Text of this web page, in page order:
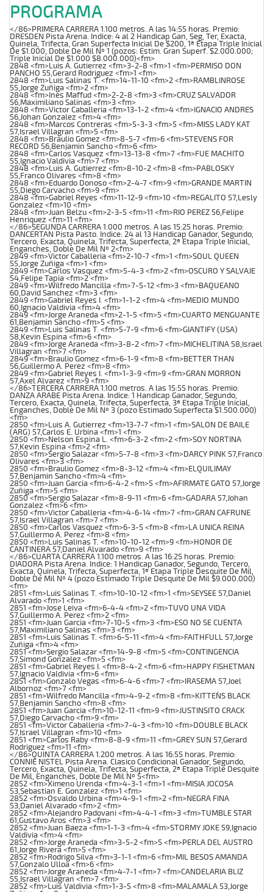
PROGRAMA
</86>PRIMERA CARRERA 1.100 metros. A las 14:55 horas. Premio:
DRESDEN Pista Arena. Indice: 4 al 2 Handicap Gan, Seg, Ter, Exacta,
Quinela, Trifecta, Gran Superfecta Inicial De $200, 1ª Etapa Triple Inicial
De $1.000, Doble De Mil Nº 1 (pozos: Estim. Gran Superf. $2.000.000;
Triple Inicial De $1.000 $8.000.000)<fm>
2848 <fm>Luis A. Gutierrez <fm>3-2-8 <fm>1 <fm>PERMISO DON
PANCHO 55,Gerard Rodriguez <fm>1 <fm>
2848 <fm>Luis Salinas T. <fm>14-11-10 <fm>2 <fm>RAMBLINROSE
55,Jorge Zuñiga <fm>2 <fm>
2848 <fm>Ines Maffud <fm>2-2-8 <fm>3 <fm>CRUZ SALVADOR
56,Maximiliano Salinas <fm>3 <fm>
2848 <fm>Victor Caballeria <fm>13-1-2 <fm>4 <fm>IGNACIO ANDRES
56,Johan Gonzalez <fm>4 <fm>
2848 <fm>Marcos Contreras <fm>5-3-3 <fm>5 <fm>MISS LADY KAT
57,Israel Villagran <fm>5 <fm>
2848 <fm>Braulio Gomez <fm>8-5-7 <fm>6 <fm>STEVENS FOR
RECORD 56,Benjamin Sancho <fm>6 <fm>
2848 <fm>Carlos Vasquez <fm>13-13-8 <fm>7 <fm>FUE MACHITO
55,Ignacio Valdivia <fm>7 <fm>
2848 <fm>Luis A. Gutierrez <fm>8-10-2 <fm>8 <fm>PABLOSKY
55,Franco Olivares <fm>8 <fm>
2848 <fm>Eduardo Donoso <fm>2-4-7 <fm>9 <fm>GRANDE MARTIN
55,Diego Carvacho <fm>9 <fm>
2848 <fm>Gabriel Reyes <fm>11-12-9 <fm>10 <fm>REGALITO 57,Lesly
Gonzalez <fm>10 <fm>
2848 <fm>Juan Belzu <fm>2-3-5 <fm>11 <fm>RIO PEREZ 56,Felipe
Henriquez <fm>11 <fm>
</86>SEGUNDA CARRERA 1.000 metros. A las 15:25 horas. Premio:
DANCERTAN Pista Pasto. Indice: 24 al 13 Handicap Ganador, Segundo,
Tercero, Exacta, Quinela, Trifecta, Superfecta, 2ª Etapa Triple Inicial,
Enganches, Doble De Mil Nº 2<fm>
2849 <fm>Victor Caballeria <fm>2-10-7 <fm>1 <fm>SOUL QUEEN
55,Jorge Zuñiga <fm>1 <fm>
2849 <fm>Carlos Vasquez <fm>5-4-3 <fm>2 <fm>OSCURO Y SALVAJE
54,Felipe Tapia <fm>2 <fm>
2849 <fm>Wilfredo Mancilla <fm>7-5-12 <fm>3 <fm>BAQUEANO
60,David Sanchez <fm>3 <fm>
2849 <fm>Gabriel Reyes I. <fm>1-1-2 <fm>4 <fm>MEDIO MUNDO
60,Ignacio Valdivia <fm>4 <fm>
2849 <fm>Jorge Araneda <fm>2-1-5 <fm>5 <fm>CUARTO MENGUANTE
61,Benjamin Sancho <fm>5 <fm>
2849 <fm>Luis Salinas T. <fm>5-7-9 <fm>6 <fm>GIANTIFY (USA)
58,Kevin Espina <fm>6 <fm>
2849 <fm>Jorge Araneda <fm>3-8-2 <fm>7 <fm>MICHELITINA 58,Israel
Villagran <fm>7 <fm>
2849 <fm>Braulio Gomez <fm>6-1-9 <fm>8 <fm>BETTER THAN
56,Guillermo A. Perez <fm>8 <fm>
2849 <fm>Gabriel Reyes I. <fm>1-3-9 <fm>9 <fm>GRAN MORRON
57,Axel Alvarez <fm>9 <fm>
</86>TERCERA CARRERA 1.100 metros. A las 15:55 horas. Premio:
DANZA ARABE Pista Arena. Indice: 1 Handicap Ganador, Segundo,
Tercero, Exacta, Quinela, Trifecta, Superfecta, 3ª Etapa Triple Inicial,
Enganches, Doble De Mil Nº 3 (pozo Estimado Superfecta $1.500.000)
<fm>
2850 <fm>Luis A. Gutierrez <fm>13-7-7 <fm>1 <fm>SALON DE BAILE
(ARG) 57,Carlos E. Urbina <fm>1 <fm>
2850 <fm>Nelson Espina L. <fm>6-3-2 <fm>2 <fm>SOY NORTINA
57,Kevin Espina <fm>2 <fm>
2850 <fm>Sergio Salazar <fm>5-7-8 <fm>3 <fm>DARCY PINK 57,Franco
Olivares <fm>3 <fm>
2850 <fm>Braulio Gomez <fm>8-3-12 <fm>4 <fm>ELQUILIMAY
57,Benjamin Sancho <fm>4 <fm>
2850 <fm>Juan Garcia <fm>6-4-2 <fm>5 <fm>AFIRMATE GATO 57,Jorge
Zuñiga <fm>5 <fm>
2850 <fm>Sergio Salazar <fm>8-9-11 <fm>6 <fm>GADARA 57,Johan
Gonzalez <fm>6 <fm>
2850 <fm>Victor Caballeria <fm>4-6-14 <fm>7 <fm>GRAN CAFRUNE
57,Israel Villagran <fm>7 <fm>
2850 <fm>Carlos Vasquez <fm>6-3-5 <fm>8 <fm>LA UNICA REINA
57,Guillermo A. Perez <fm>8 <fm>
2850 <fm>Luis Salinas T. <fm>10-10-12 <fm>9 <fm>HONOR DE
CANTINERA 57,Daniel Alvarado <fm>9 <fm>
</86>CUARTA CARRERA 1.100 metros. A las 16:25 horas. Premio:
DIADORA Pista Arena. Indice: 1 Handicap Ganador, Segundo, Tercero,
Exacta, Quinela, Trifecta, Superfecta, 1ª Etapa Triple Desquite De Mil,
Doble De Mil Nº 4 (pozo Estimado Triple Desquite De Mil $9.000.000)
<fm>
2851 <fm>Luis Salinas T. <fm>10-10-12 <fm>1 <fm>SEYSEE 57,Daniel
Alvarado <fm>1 <fm>
2851 <fm>Jose Leiva <fm>6-4-4 <fm>2 <fm>TUVO UNA VIDA
57,Guillermo A. Perez <fm>2 <fm>
2851 <fm>Juan Garcia <fm>7-10-5 <fm>3 <fm>ESO NO SE CUENTA
57,Maximiliano Salinas <fm>3 <fm>
2851 <fm>Luis Salinas T. <fm>6-5-11 <fm>4 <fm>FAITHFULL 57,Jorge
Zuñiga <fm>4 <fm>
2851 <fm>Sergio Salazar <fm>14-9-8 <fm>5 <fm>CONTINGENCIA
57,Simond Gonzalez <fm>5 <fm>
2851 <fm>Gabriel Reyes I. <fm>8-4-2 <fm>6 <fm>HAPPY FISHETMAN
57,Ignacio Valdivia <fm>6 <fm>
2851 <fm>Gonzalo Vegas <fm>6-4-6 <fm>7 <fm>IRASEMA 57,Joel
Albornoz <fm>7 <fm>
2851 <fm>Wilfredo Mancilla <fm>4-9-2 <fm>8 <fm>KITTEN`S BLACK
57,Benjamin Sancho <fm>8 <fm>
2851 <fm>Juan Garcia <fm>10-12-11 <fm>9 <fm>JUSTINSITO CRACK
57,Diego Carvacho <fm>9 <fm>
2851 <fm>Victor Caballeria <fm>7-4-3 <fm>10 <fm>DOUBLE BLACK
57,Israel Villagran <fm>10 <fm>
2851 <fm>Carlos Raby <fm>8-8-9 <fm>11 <fm>GREY SUN 57,Gerard
Rodriguez <fm>11 <fm>
</86>QUINTA CARRERA 1.200 metros. A las 16:55 horas. Premio:
CONNIE NISTEL Pista Arena. Clasico Condicional Ganador, Segundo,
Tercero, Exacta, Quinela, Trifecta, Superfecta, 2ª Etapa Triple Desquite
De Mil, Enganches, Doble De Mil Nº 5<fm>
2852 <fm>Ximeno Urenda <fm>4-3-1 <fm>1 <fm>MISIA JOCOSA
53,Sebastian E. Gonzalez <fm>1 <fm>
2852 <fm>Osvaldo Urbina <fm>4-9-1 <fm>2 <fm>NEGRA FINA
53,Daniel Alvarado <fm>2 <fm>
2852 <fm>Alejandro Padovani <fm>4-4-1 <fm>3 <fm>TUMBLE STAR
61,Gustavo Aros <fm>3 <fm>
2852 <fm>Juan Baeza <fm>1-1-3 <fm>4 <fm>STORMY JOKE 59,Ignacio
Valdivia <fm>4 <fm>
2852 <fm>Jorge Araneda <fm>3-5-2 <fm>5 <fm>PERLA DEL AUSTRO
61,Jorge Rivera <fm>5 <fm>
2852 <fm>Rodrigo Silva <fm>3-1-1 <fm>6 <fm>MIL BESOS AMANDA
57,Gonzalo Ulloa <fm>6 <fm>
2852 <fm>Jorge Araneda <fm>4-7-1 <fm>7 <fm>CANDELARIA BLIZ
55,Israel Villagran <fm>7 <fm>
2852 <fm>Luis Valdivia <fm>1-3-5 <fm>8 <fm>MALAMALA 53,Jorge